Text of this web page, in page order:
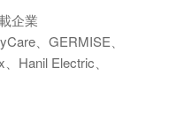
企業
、GERMISE、
Hanil Electric、